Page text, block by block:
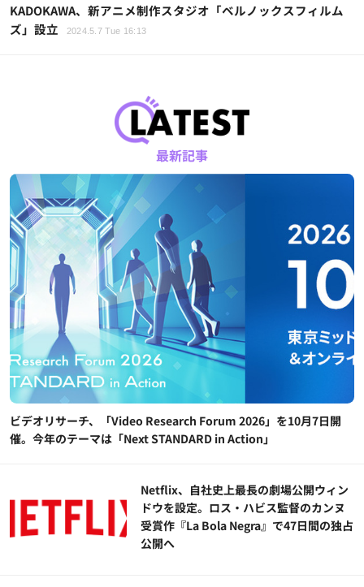
KADOKAWA、新アニメ制作スタジオ「ベルノックスフィルム
ズ」設立
2024.5.7 Tue 16:13
最新記事
ビデオリサーチ、「Video Research Forum 2026」を10月7日開
催。今年のテーマは「Next STANDARD in Action」
Netflix、自社史上最長の劇場公開ウィン
ドウを設定。ロス・ハビス監督のカンヌ
受賞作『La Bola Negra』で47日間の独占
公開へ